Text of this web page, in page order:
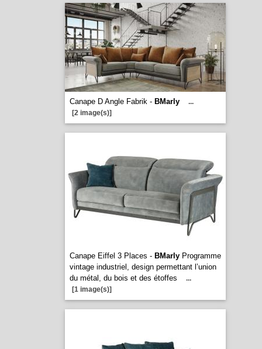
Canape D Angle Fabrik - BMarly
...
[2 image(s)]
Canape Eiffel 3 Places - BMarlyProgramme
vintage industriel, design permettant l’union
du métal, du bois et des étoffes
...
[1 image(s)]